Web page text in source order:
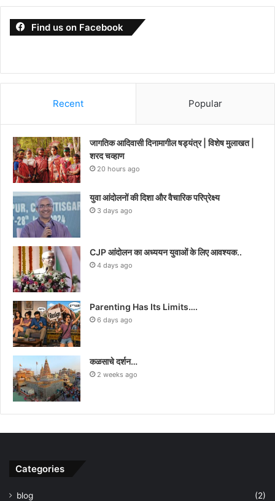
Find us on Facebook
Recent Popular
जागतिक आदिवासी दिनामागील षड्यंत्र | विशेष मुलाखत |
शरद चव्हाण
20 hours ago
युवा आंदोलनों की दिशा और वैचारिक परिप्रेक्ष्य
3 days ago
CJP आंदोलन का अध्ययन युवाओं के लिए आवश्यक..
4 days ago
Parenting Has Its Limits….
6 days ago
कळसाचे दर्शन…
2 weeks ago
Categories
blog
(2)